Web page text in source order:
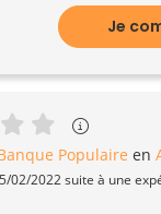
Je
Populaire en
02/2022 suite à une